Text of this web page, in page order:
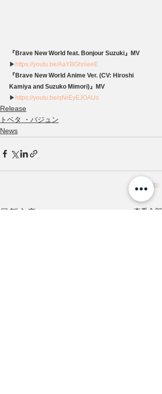
『Brave New World feat. Bonjour Suzuki』MV
▶ https://youtu.be/AaYBGhnieeE
『Brave New World Anime Ver. (CV: Hiroshi
Kamiya and Suzuko Mimori)』MV
▶ https://youtu.be/qNrEyEJOAUs
Release
トベタ ・バジュン
News
最新文章 查看全部